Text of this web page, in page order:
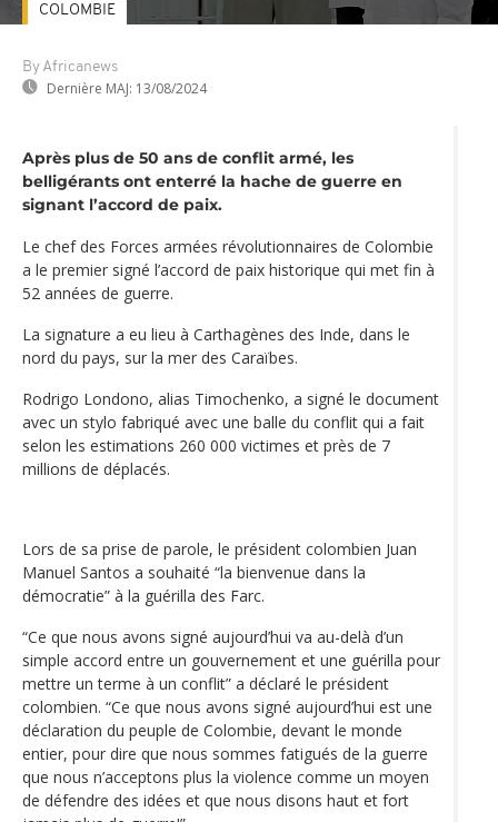
By Africanews
Dernière MAJ: 13/08/2024
COLOMBIE
Après plus de 50 ans de conflit armé, les
belligérants ont enterré la hache de guerre en
signant l’accord de paix.
Le chef des Forces armées révolutionnaires de Colombie
a le premier signé l’accord de paix historique qui met fin à
52 années de guerre.
La signature a eu lieu à Carthagènes des Inde, dans le
nord du pays, sur la mer des Caraïbes.
Rodrigo Londono, alias Timochenko, a signé le document
avec un stylo fabriqué avec une balle du conflit qui a fait
selon les estimations 260 000 victimes et près de 7
millions de déplacés.
Lors de sa prise de parole, le président colombien Juan
Manuel Santos a souhaité “la bienvenue dans la
démocratie” à la guérilla des Farc.
“Ce que nous avons signé aujourd’hui va au-delà d’un
simple accord entre un gouvernement et une guérilla pour
mettre un terme à un conflit” a déclaré le président
colombien. “Ce que nous avons signé aujourd’hui est une
déclaration du peuple de Colombie, devant le monde
entier, pour dire que nous sommes fatigués de la guerre
que nous n’acceptons plus la violence comme un moyen
de défendre des idées et que nous disons haut et fort